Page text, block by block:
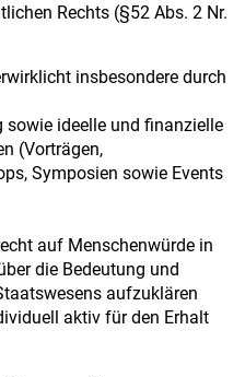
Rechts (§52 Abs. 2 Nr.
insbesondere durch
ideelle und finanzielle
(Vorträgen,
Symposien sowie Events
auf Menschenwürde in
die Bedeutung und
aufzuklären
aktiv für den Erhalt